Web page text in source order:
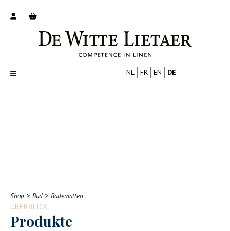
Contact
NL FR EN DE
Shop > Bad > Badematten
ÜBERBLICK
Produkte